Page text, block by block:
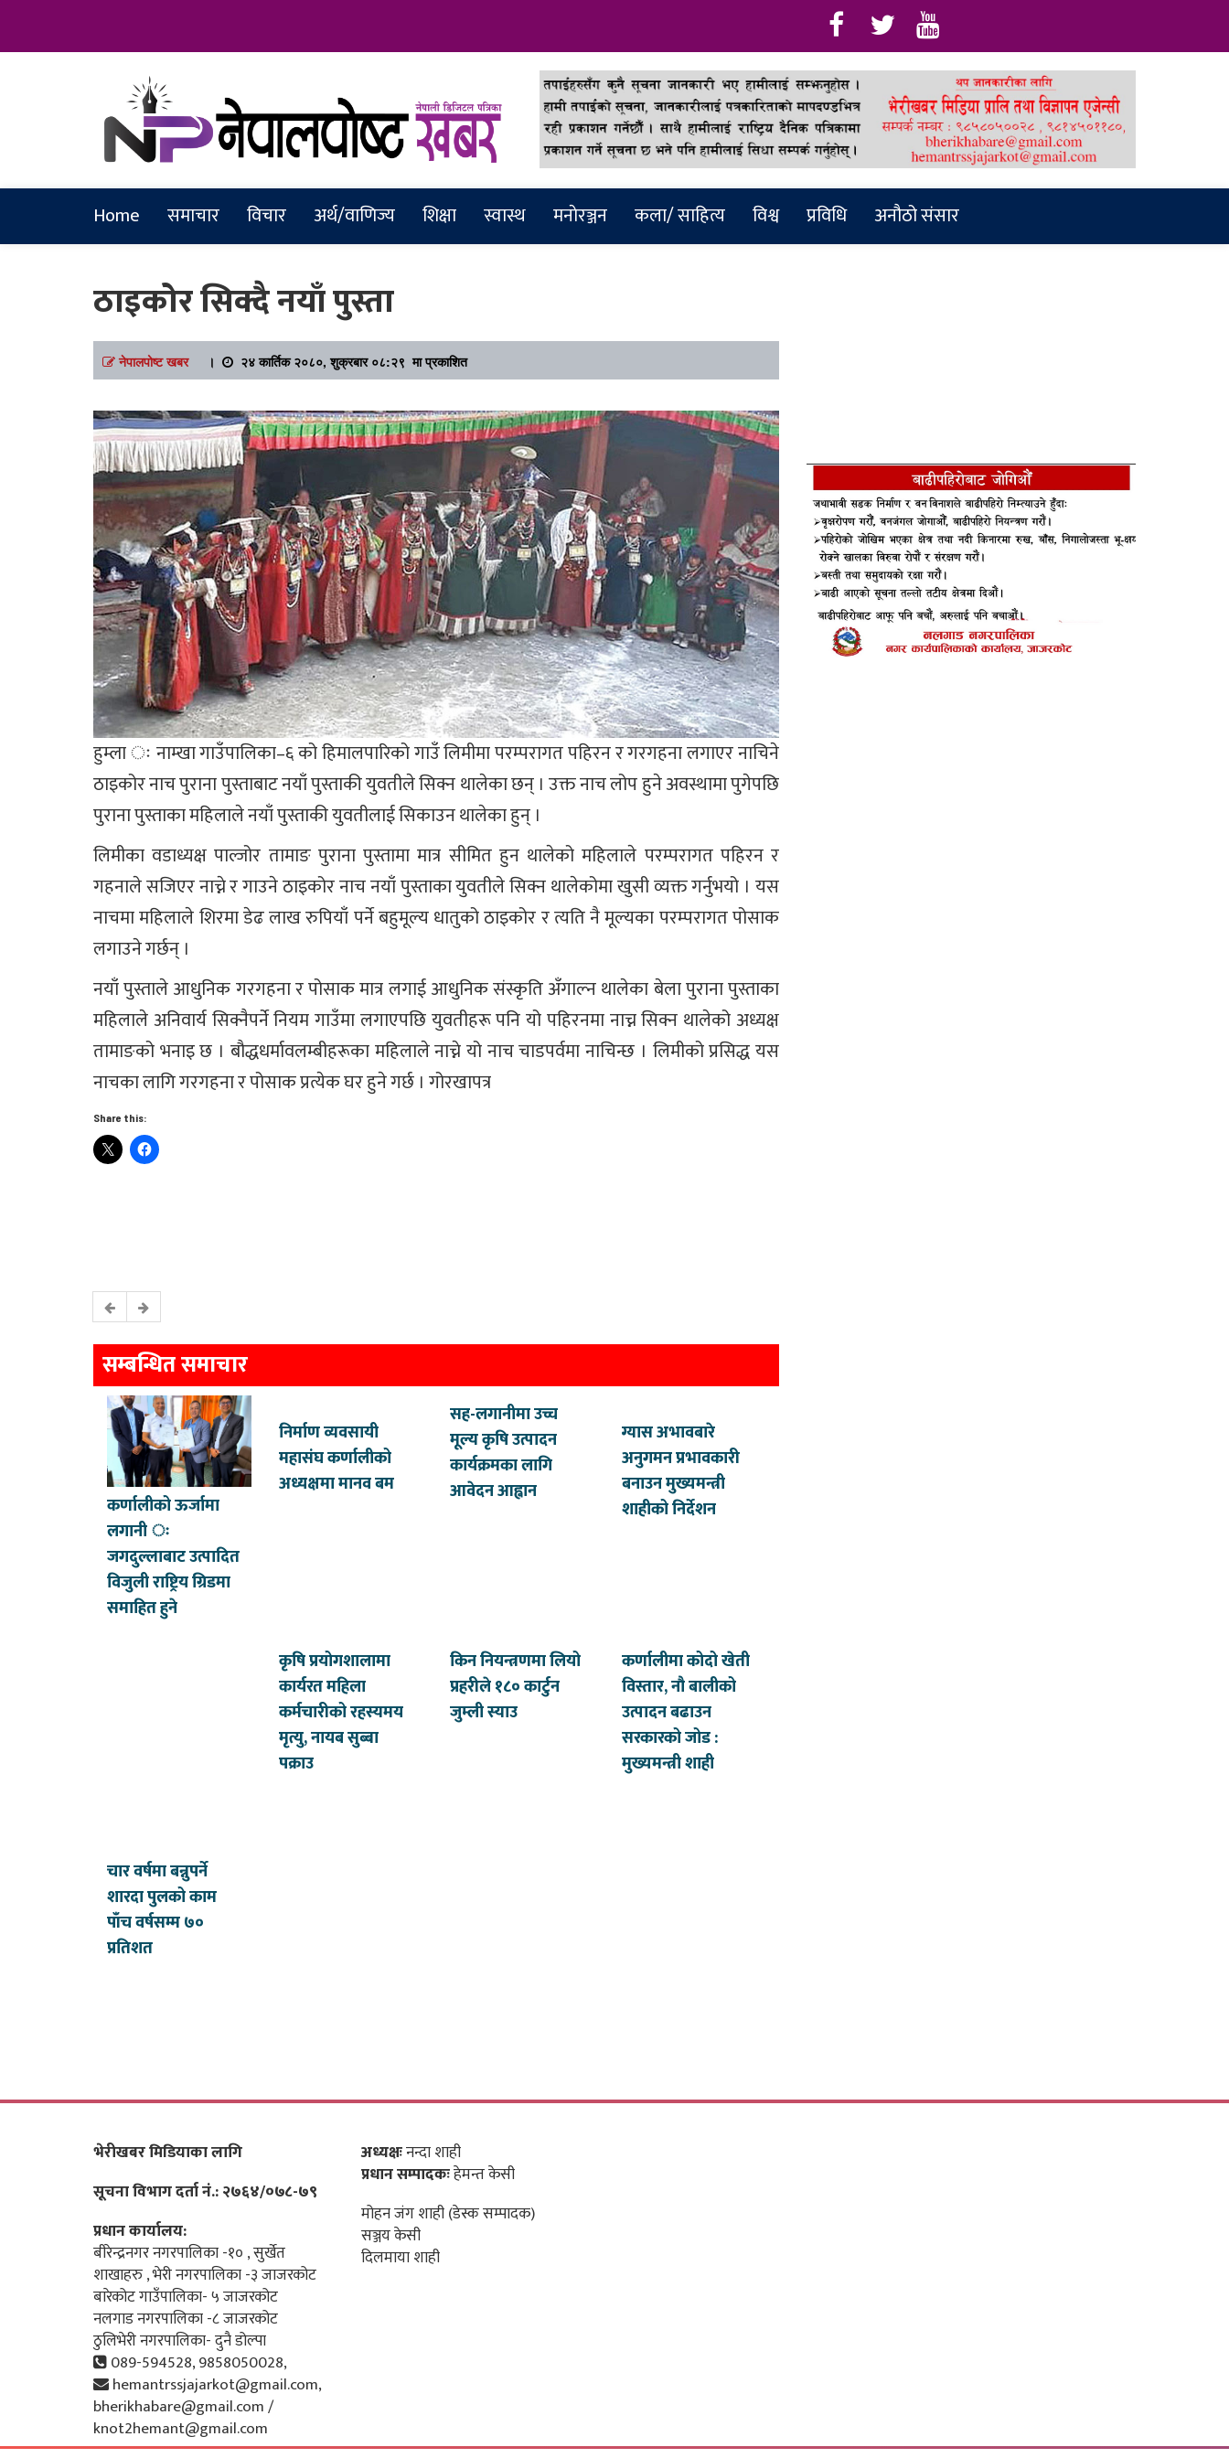
Nepalpostkhabar
Home समाचार विचार अर्थ/वाणिज्य शिक्षा स्वास्थ मनाेरञ्जन कला/ साहित्य विश्व प्रविधि अनौठो संसार
ठाइकोर सिक्दै नयाँ पुस्ता
नेपालपोष्ट खबर। २४ कार्तिक २०८०, शुक्रबार ०८:२९ मा प्रकाशित
हुम्ला ः नाम्खा गाउँपालिका–६ को हिमालपारिको गाउँ लिमीमा परम्परागत पहिरन र गरगहना लगाएर नाचिने
ठाइकोर नाच पुराना पुस्ताबाट नयाँ पुस्ताकी युवतीले सिक्न थालेका छन् । उक्त नाच लोप हुने अवस्थामा पुगेपछि
पुराना पुस्ताका महिलाले नयाँ पुस्ताकी युवतीलाई सिकाउन थालेका हुन् ।
लिमीका वडाध्यक्ष पाल्जोर तामाङ पुराना पुस्तामा मात्र सीमित हुन थालेको महिलाले परम्परागत पहिरन र
गहनाले सजिएर नाच्ने र गाउने ठाइकोर नाच नयाँ पुस्ताका युवतीले सिक्न थालेकोमा खुसी व्यक्त गर्नुभयो । यस
नाचमा महिलाले शिरमा डेढ लाख रुपियाँ पर्ने बहुमूल्य धातुको ठाइकोर र त्यति नै मूल्यका परम्परागत पोसाक
लगाउने गर्छन् ।
नयाँ पुस्ताले आधुनिक गरगहना र पोसाक मात्र लगाई आधुनिक संस्कृति अँगाल्न थालेका बेला पुराना पुस्ताका
महिलाले अनिवार्य सिक्नैपर्ने नियम गाउँमा लगाएपछि युवतीहरू पनि यो पहिरनमा नाच्न सिक्न थालेको अध्यक्ष
तामाङको भनाइ छ । बौद्धधर्मावलम्बीहरूका महिलाले नाच्ने यो नाच चाडपर्वमा नाचिन्छ । लिमीको प्रसिद्ध यस
नाचका लागि गरगहना र पोसाक प्रत्येक घर हुने गर्छ । गोरखापत्र
Share this:
सम्बन्धित समाचार
कर्णालीको ऊर्जामा
लगानी ः
जगदुल्लाबाट उत्पादित
विजुली राष्ट्रिय ग्रिडमा
समाहित हुने
निर्माण व्यवसायी
महासंघ कर्णालीको
अध्यक्षमा मानव बम
सह-लगानीमा उच्च
मूल्य कृषि उत्पादन
कार्यक्रमका लागि
आवेदन आह्वान
ग्यास अभावबारे
अनुगमन प्रभावकारी
बनाउन मुख्यमन्त्री
शाहीको निर्देशन
कृषि प्रयोगशालामा
कार्यरत महिला
कर्मचारीको रहस्यमय
मृत्यु, नायब सुब्बा
पक्राउ
किन नियन्त्रणमा लियो
प्रहरीले १८० कार्टुन
जुम्ली स्याउ
कर्णालीमा कोदो खेती
विस्तार, नौ बालीको
उत्पादन बढाउन
सरकारको जोड :
मुख्यमन्त्री शाही
चार वर्षमा बन्नुपर्ने
शारदा पुलको काम
पाँच वर्षसम्म ७०
प्रतिशत
भेरीखबर मिडियाका लागि
सूचना विभाग दर्ता नं.: २७६४/०७८-७९
प्रधान कार्यालय:
बीरेन्द्रनगर नगरपालिका -१० , सुर्खेत
शाखाहरु , भेरी नगरपालिका -३ जाजरकोट
बारेकोट गाउँपालिका- ५ जाजरकोट
नलगाड नगरपालिका -८ जाजरकोट
ठुलिभेरी नगरपालिका- दुनै डोल्पा
089-594528, 9858050028,
hemantrssjajarkot@gmail.com,
bherikhabare@gmail.com /
knot2hemant@gmail.com
अध्यक्षःनन्दा शाही
प्रधान सम्पादकःहेमन्त केसी
मोहन जंग शाही (डेस्क सम्पादक)
सञ्जय केसी
दिलमाया शाही